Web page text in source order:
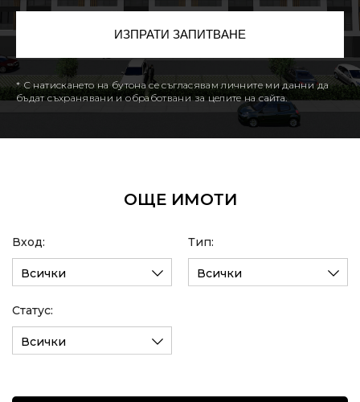
* С натискането на бутона се съгласявам личните ми данни да
бъдат съхранявани и обработвани за целите на сайта.
ОЩЕ ИМОТИ
Вход:
Всички
Тип:
Всички
Статус:
Всички